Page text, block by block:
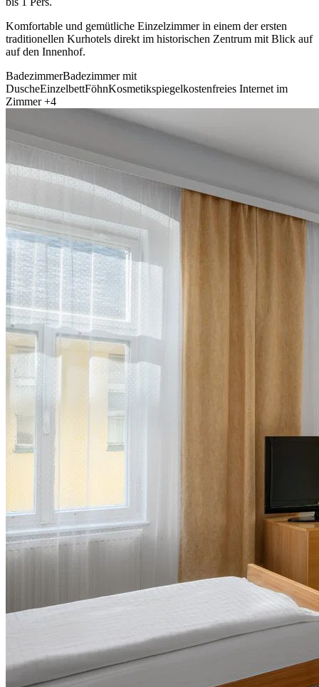
Komfortable und gemütliche Einzelzimmer in einem der ersten
traditionellen Kurhotels direkt im historischen Zentrum mit Blick auf
auf den Innenhof.
BadezimmerBadezimmer mit
DuscheEinzelbettFöhnKosmetikspiegelkostenfreies Internet im
Zimmer +4